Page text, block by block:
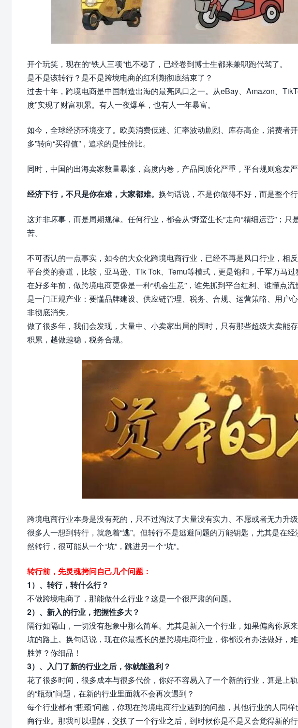
开个玩笑，现在的“铁人三项”也不稳了，已经卷到博士生都来兼职跑代驾了。
是不是该转行？是不是跨境电商的红利期彻底结束了？
过去十年，跨境电商是中国制造出海的最亮风口之一。从eBay、Amazon、
度”实现了财富积累。有人一夜爆单，也有人一年暴富。
如今，全球经济环境变了。欧美消费低迷、汇率波动剧烈、库存高企，消费
多”转向“买得值”，追求的是性价比。
同时，中国的出海卖家数量暴涨，高度内卷，产品同质化严重，平台规则愈发严
经济下行，不只是你在难，大家都难。 换句话说，不是你做得不好，而是整个行
这并非坏事，而是周期规律。任何行业，都会从“野蛮生长”走向“精细运营”；
苦。
不可否认的一点事实，如今的大众化跨境电商行业，已经不再是风口行业，相
平台类的赛道，比较，亚马逊、Tik Tok、Temu等模式，更是饱和，千军万马过
在好多年前，做跨境电商更像是一种“机会生意”，谁先抓到平台红利、谁懂点
是一门正规产业：要懂品牌建设、供应链管理、税务、合规、运营策略、用
非彻底消失。
做了很多年，我们会发现，大量中、小卖家出局的同时，只有那些超级大卖能
积累，越做越稳，税务合规。
跨境电商行业本身是没有死的，只不过淘汰了大量没有实力、不愿或者无力升级
很多人一想到转行，就急着“逃”。但转行不是逃避问题的万能钥匙，尤其是
然转行，很可能从一个“坑”，跳进另一个“坑”。
转行前，先灵魂拷问自己几个问题：
1）、转行，转什么行？
不做跨境电商了，那能做什么行业？这是一个很严肃的问题。
2）、新入的行业，把握性多大？
隔行如隔山，一切没有想象中那么简单。尤其是新入一个行业，如果偏离你原
坑的路上。换句话说，现在你最擅长的是跨境电商行业，你都没有办法做好，
胜算？你细品！
3）、入门了新的行业之后，你就能盈利？
花了很多时间，很多成本与很多代价，你好不容易入了一个新的行业，算是上
的“瓶颈”问题，在新的行业里面就不会再次遇到？
每个行业都有“瓶颈”问题，你现在跨境电商行业遇到的问题，其他行业的人同
商行业。那我可以理解，交换了一个行业之后，到时候你是不是又会觉得新的